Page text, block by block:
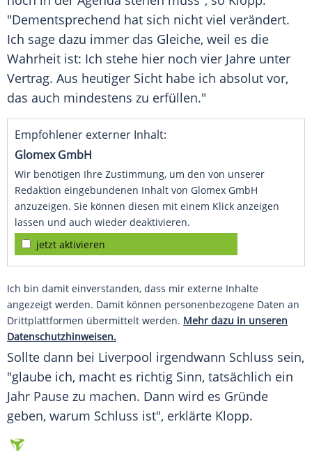
"Dementsprechend hat sich nicht viel verändert.
Ich sage dazu immer das Gleiche, weil es die
Wahrheit ist: Ich stehe hier noch vier Jahre unter
Vertrag. Aus heutiger Sicht habe ich absolut vor,
das auch mindestens zu erfüllen."
Empfohlener externer Inhalt:
Glomex GmbH
Wir benötigen Ihre Zustimmung, um den von unserer
Redaktion eingebundenen Inhalt von Glomex GmbH
anzuzeigen. Sie können diesen mit einem Klick anzeigen
lassen und auch wieder deaktivieren.
jetzt aktivieren
Ich bin damit einverstanden, dass mir externe Inhalte
angezeigt werden. Damit können personenbezogene Daten an
Drittplattformen übermittelt werden. Mehr dazu in unseren
Datenschutzhinweisen.
Sollte dann bei Liverpool irgendwann Schluss sein,
"glaube ich, macht es richtig Sinn, tatsächlich ein
Jahr Pause zu machen. Dann wird es Gründe
geben, warum Schluss ist", erklärte Klopp.